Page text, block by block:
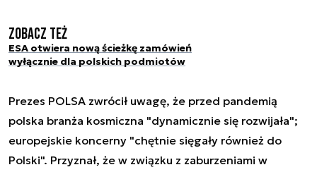
Zobacz też
ESA otwiera nową ścieżkę zamówień
wyłącznie dla polskich podmiotów
Prezes POLSA zwrócił uwagę, że przed pandemią
polska branża kosmiczna "dynamicznie się rozwijała";
europejskie koncerny "chętnie sięgały również do
Polski". Przyznał, że w związku z zaburzeniami w